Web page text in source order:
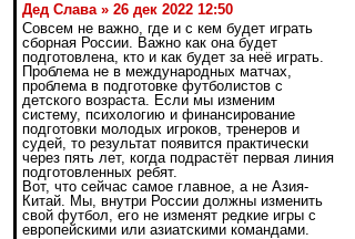
Дед Слава » 26 дек 2022 12:50
Совсем не важно, где и с кем будет играть
сборная России. Важно как она будет
подготовлена, кто и как будет за неё играть.
Проблема не в международных матчах,
проблема в подготовке футболистов с
детского возраста. Если мы изменим
систему, психологию и финансирование
подготовки молодых игроков, тренеров и
судей, то результат появится практически
через пять лет, когда подрастёт первая линия
подготовленных ребят.
Вот, что сейчас самое главное, а не Азия-
Китай. Мы, внутри России должны изменить
свой футбол, его не изменят редкие игры с
европейскими или азиатскими командами.